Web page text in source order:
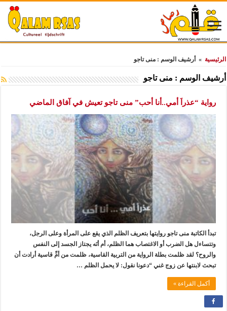
الرئيسية » أرشيف الوسم : منى تاجو
أرشيف الوسم : منى تاجو
رواية “عذراَ أمي..أنا أحب” منى تاجو تعيش في آفاق الماضي
تبدأ الكاتبة منى تاجو روايتها بتعريف الظلم الذي يقع على المرأة وعلى الرجل،
وتتساءل هل الضرب أو الاغتصاب هما الظلم، أم أنَه يجتاز الجسد إلى النفس
والروح؟ لقد ظلمت بطلة الرواية من التربية القاسية، ظلمت من أمِّ قاسية أرادت أن
تبحث لابنتها عن زوج غني “دعونا نقول: لا يحمل الظلم …
أكمل القراءة »